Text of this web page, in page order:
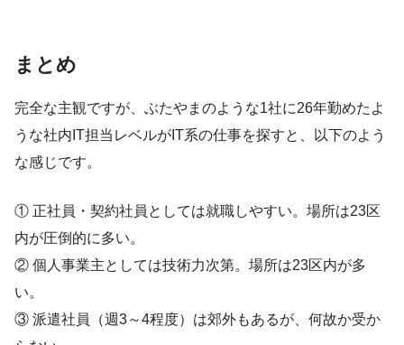
まとめ
完全な主観ですが、ぶたやまのような1社に26年勤めたよ
うな社内IT担当レベルがIT系の仕事を探すと、以下のよう
な感じです。
① 正社員・契約社員としては就職しやすい。場所は23区
内が圧倒的に多い。
② 個人事業主としては技術力次第。場所は23区内が多
い。
③ 派遣社員（週3～4程度）は郊外もあるが、何故か受か